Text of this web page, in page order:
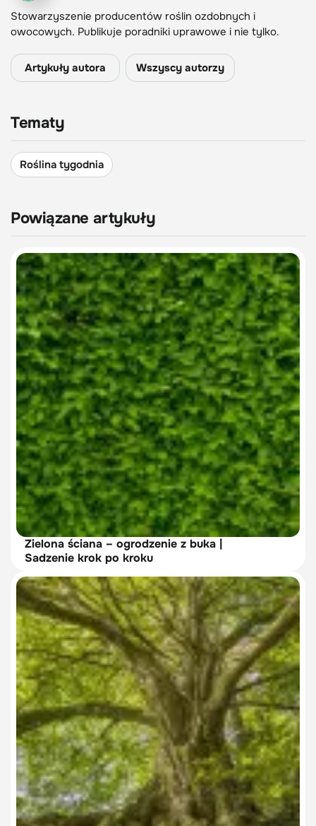
Stowarzyszenie producentów roślin ozdobnych i
owocowych. Publikuje poradniki uprawowe i nie tylko.
Artykuły autora Wszyscy autorzy
Tematy
Roślina tygodnia
Powiązane artykuły
Zielona ściana – ogrodzenie z buka |
Sadzenie krok po kroku